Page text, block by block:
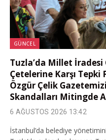
GÜNCEL
Tuzla’da Millet İradesi
Çetelerine Karşı Tepki
Özgür Çelik
Skandalları Mitingde
6 AĞUSTOS 2026 13:42
İstanbul’da belediye